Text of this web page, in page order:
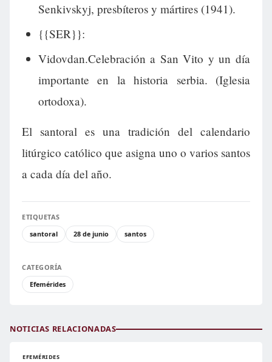
Senkivskyj, presbíteros y mártires (1941).
{{SER}}:
Vidovdan.Celebración a San Vito y un día
importante en la historia serbia. (Iglesia
ortodoxa).
El santoral es una tradición del calendario
litúrgico católico que asigna uno o varios santos
a cada día del año.
ETIQUETAS
santoral
28 de junio santos
CATEGORÍA
Efemérides
NOTICIAS RELACIONADAS
EFEMÉRIDES